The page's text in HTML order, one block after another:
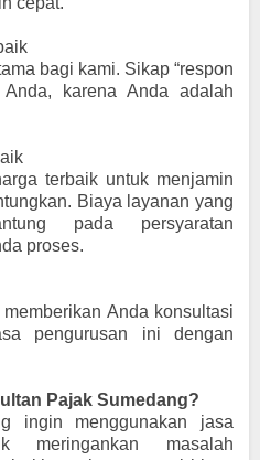
bagi kami. Sikap “respon
karena Anda adalah
terbaik untuk menjamin
Biaya layanan yang
pada persyaratan
proses.
Anda konsultasi
pengurusan ini dengan
Pajak Sumedang?
ingin menggunakan jasa
meringankan masalah